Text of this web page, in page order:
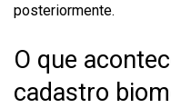
posteriormente.
O que
cadastro